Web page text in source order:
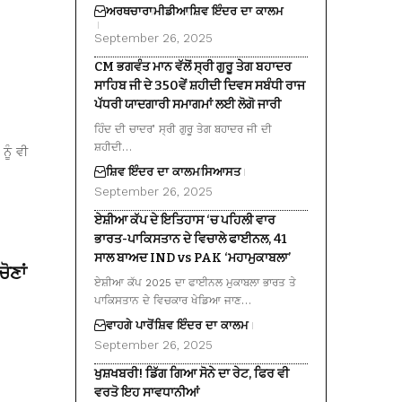
ਵੀ
ਅਰਥਚਾਰਾਮੀਡੀਆਸ਼ਿਵ ਇੰਦਰ ਦਾ ਕਾਲਮ
September 26, 2025
CM ਭਗਵੰਤ ਮਾਨ ਵੱਲੋਂ ਸ੍ਰੀ ਗੁਰੂ ਤੇਗ ਬਹਾਦਰ
ਸਾਹਿਬ ਜੀ ਦੇ 350ਵੇਂ ਸ਼ਹੀਦੀ ਦਿਵਸ ਸਬੰਧੀ ਰਾਜ
ਪੱਧਰੀ ਯਾਦਗਾਰੀ ਸਮਾਗਮਾਂ ਲਈ ਲੋਗੋ ਜਾਰੀ
ਹਿੰਦ ਦੀ ਚਾਦਰ’ ਸ੍ਰੀ ਗੁਰੂ ਤੇਗ ਬਹਾਦਰ ਜੀ ਦੀ
ਸ਼ਹੀਦੀ…
ਸ਼ਿਵ ਇੰਦਰ ਦਾ ਕਾਲਮਸਿਆਸਤ
September 26, 2025
ਏਸ਼ੀਆ ਕੱਪ ਦੇ ਇਤਿਹਾਸ ‘ਚ ਪਹਿਲੀ ਵਾਰ
ਭਾਰਤ-ਪਾਕਿਸਤਾਨ ਦੇ ਵਿਚਾਲੇ ਫਾਈਨਲ, 41
ਸਾਲ ਬਾਅਦ IND vs PAK ‘ਮਹਾਮੁਕਾਬਲਾ’
ਏਸ਼ੀਆ ਕੱਪ 2025 ਦਾ ਫਾਈਨਲ ਮੁਕਾਬਲਾ ਭਾਰਤ ਤੇ
ਪਾਕਿਸਤਾਨ ਦੇ ਵਿਚਕਾਰ ਖੇਡਿਆ ਜਾਣ…
ਵਾਹਗੇ ਪਾਰੋਂਸ਼ਿਵ ਇੰਦਰ ਦਾ ਕਾਲਮ
September 26, 2025
ਖੁਸ਼ਖਬਰੀ! ਡਿੱਗ ਗਿਆ ਸੋਨੇ ਦਾ ਰੇਟ, ਫਿਰ ਵੀ
ਵਰਤੋ ਇਹ ਸਾਵਧਾਨੀਆਂ